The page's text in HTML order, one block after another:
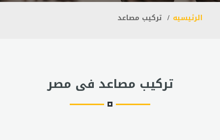
الرئيسيه تركيب مصاعد
تركيب مصاعد فى مصر